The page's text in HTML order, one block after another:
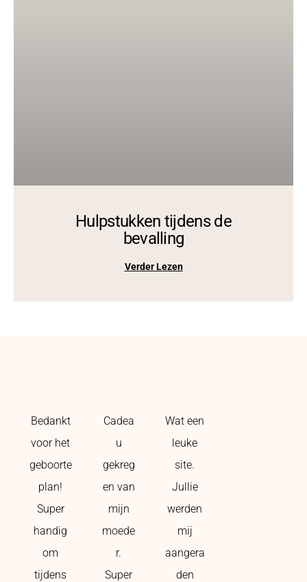
Hulpstukken tijdens de
bevalling
Verder Lezen
Bedankt
voor het
geboorte
plan!
Super
handig
om
tijdens
Cadea
u
gekreg
en van
mijn
moede
r.
Super
Wat een
leuke
site.
Jullie
werden
mij
aangera
den